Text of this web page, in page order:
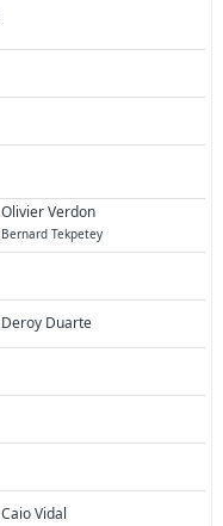
Olivier Verdon
Bernard Tekpetey
Deroy Duarte
Caio Vidal